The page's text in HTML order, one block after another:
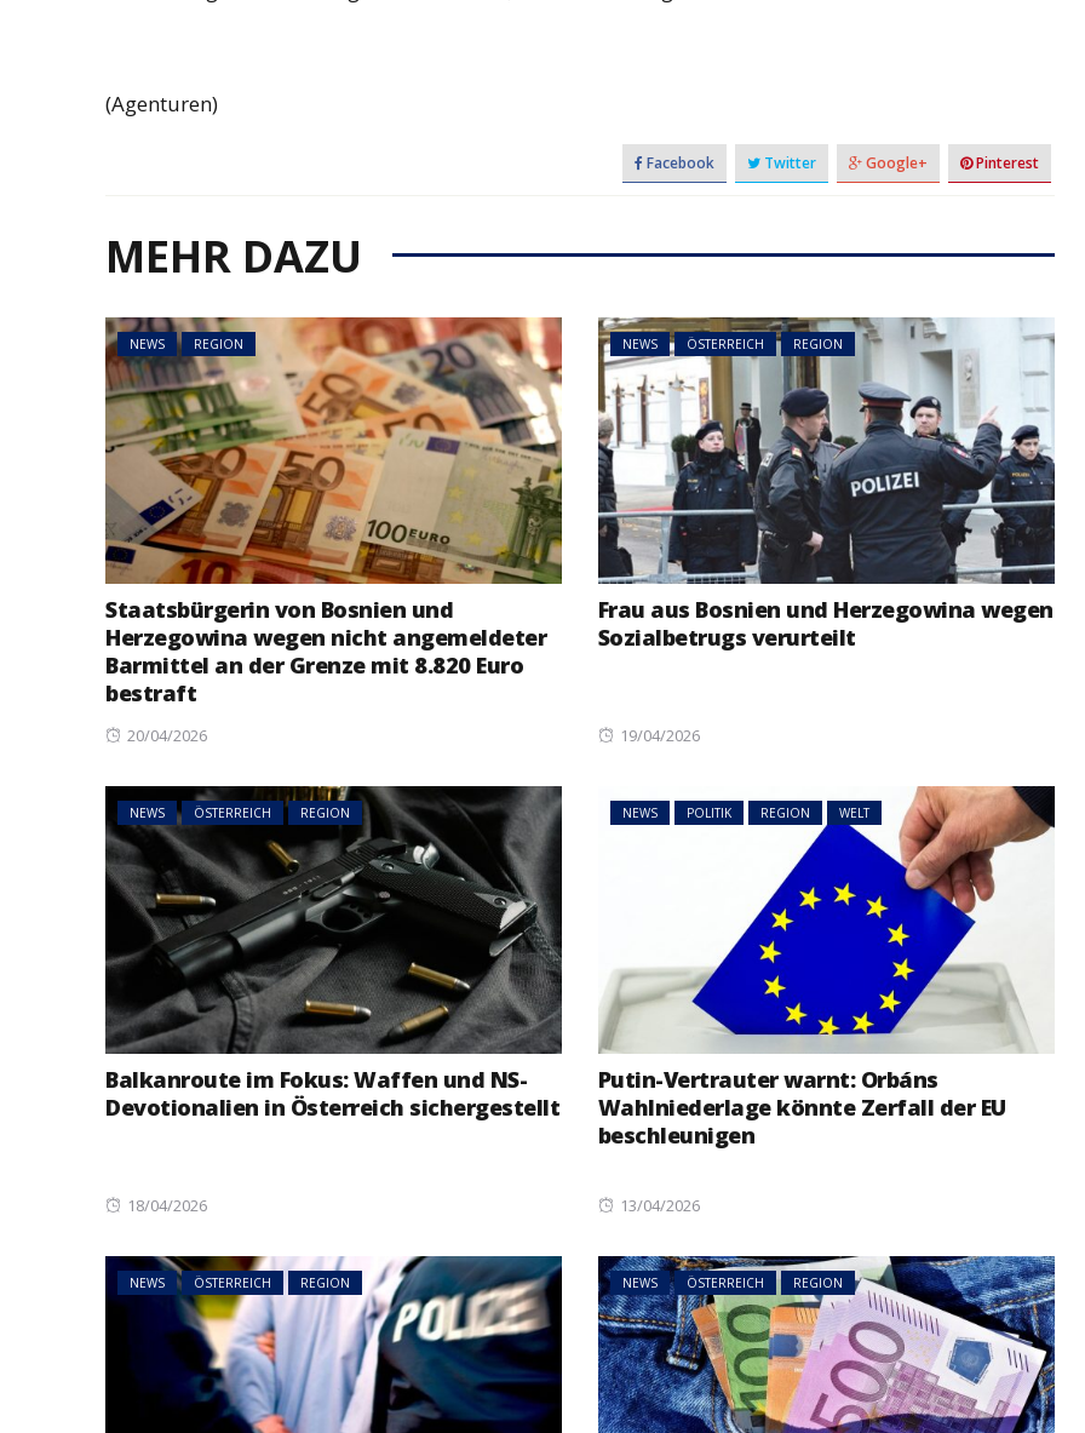
(Agenturen)
Facebook Twitter Google+ Pinterest
MEHR DAZU
NEWS REGION
Staatsbürgerin von Bosnien und
Herzegowina wegen nicht angemeldeter
Barmittel an der Grenze mit 8.820 Euro
bestraft
Posted
20/04/2026
NEWS ÖSTERREICH REGION
Frau aus Bosnien und Herzegowina wegen
Sozialbetrugs verurteilt
Posted
19/04/2026
NEWS ÖSTERREICH REGION
Balkanroute im Fokus: Waffen und NS-
Devotionalien in Österreich sichergestellt
Posted
18/04/2026
NEWS POLITIK REGION WELT
Putin-Vertrauter warnt: Orbáns
Wahlniederlage könnte Zerfall der EU
beschleunigen
Posted
13/04/2026
NEWS ÖSTERREICH REGION NEWS ÖSTERREICH REGION
NEWS ÖSTERREICH
45 Prozent weniger
Asylanträge als im Vorjahr:
NEWS ÖSTERREICH